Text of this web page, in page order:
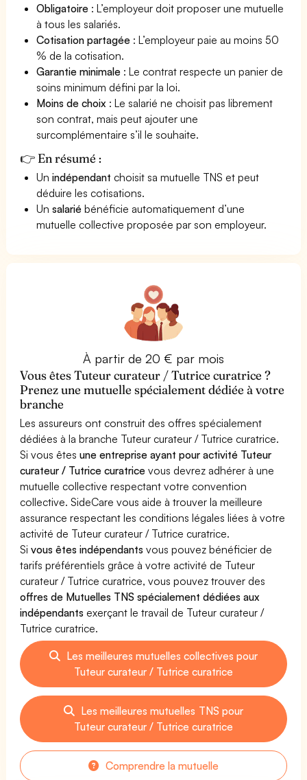
Obligatoire : L’employeur doit proposer une mutuelle
à tous les salariés.
Cotisation partagée : L’employeur paie au moins 50
% de la cotisation.
Garantie minimale : Le contrat respecte un panier de
soins minimum défini par la loi.
Moins de choix : Le salarié ne choisit pas librement
son contrat, mais peut ajouter une
surcomplémentaire s’il le souhaite.
👉 En résumé :
Unindépendant choisit sa mutuelle TNS et peut
déduire les cotisations.
Unsalarié bénéficie automatiquement d’une
mutuelle collective proposée par son employeur.
À partir de 20 € par mois
Vous êtes Tuteur curateur / Tutrice curatrice ?
Prenez une mutuelle spécialement dédiée à votre
branche
Les assureurs ont construit des offres spécialement
dédiées à la branche Tuteur curateur / Tutrice curatrice.
Si vous êtesune entreprise ayant pour activité Tuteur
curateur / Tutrice curatrice vous devrez adhérer à une
mutuelle collective respectant votre convention
collective. SideCare vous aide à trouver la meilleure
assurance respectant les conditions légales liées à votre
activité de Tuteur curateur / Tutrice curatrice.
Sivous êtes indépendants vous pouvez bénéficier de
tarifs préférentiels grâce à votre activité de Tuteur
curateur / Tutrice curatrice, vous pouvez trouver des
offres de Mutuelles TNS spécialement dédiées aux
indépendants exerçant le travail de Tuteur curateur /
Tutrice curatrice.
Les meilleures mutuelles collectives pour
Tuteur curateur / Tutrice curatrice
Les meilleures mutuelles TNS pour
Tuteur curateur / Tutrice curatrice
Comprendre la mutuelle